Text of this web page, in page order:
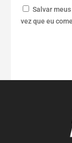
Salvar
vez que eu